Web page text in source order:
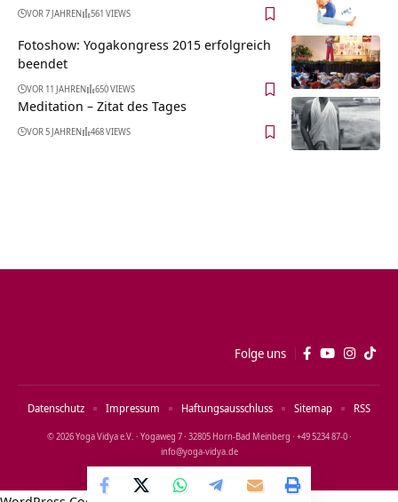
VOR 7 JAHREN 561 VIEWS
Fotoshow: Yogakongress 2015 erfolgreich
beendet
VOR 11 JAHREN 650 VIEWS
Meditation – Zitat des Tages
VOR 5 JAHREN 468 VIEWS
Folge uns
© 2026 Yoga Vidya e.V. · Yogaweg 7 · 32805 Horn‑Bad Meinberg · +49 5234 87‑0 ·
info@yoga‑vidya.de
Datenschutz Impressum Haftungsausschluss Sitemap RSS